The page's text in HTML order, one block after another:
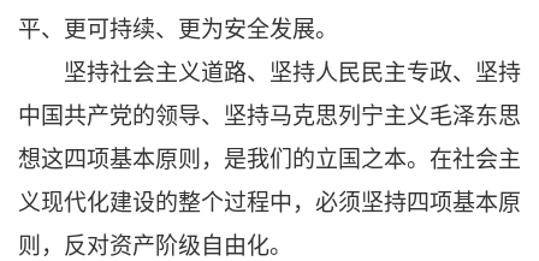
平、更可持续、更为安全发展。
坚持社会主义道路、坚持人民民主专政、坚持
中国共产党的领导、坚持马克思列宁主义毛泽东思
想这四项基本原则，是我们的立国之本。在社会主
义现代化建设的整个过程中，必须坚持四项基本原
则，反对资产阶级自由化。